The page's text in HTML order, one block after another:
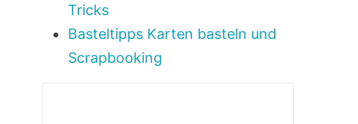
Tricks
Basteltipps Karten basteln und
Scrapbooking